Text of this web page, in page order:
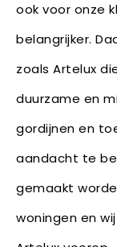
ook voor onze
belangrijker.
zoals Artelux
duurzame en
gordijnen en
aandacht te
gemaakt
woningen en